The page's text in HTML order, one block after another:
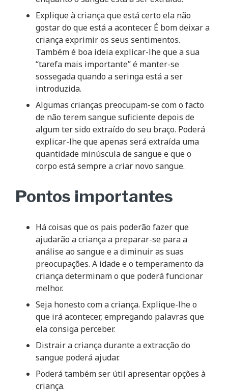
Explique à criança que está certo ela não
gostar do que está a acontecer. É bom deixar a
criança exprimir os seus sentimentos.
Também é boa ideia explicar-lhe que a sua
“tarefa mais importante” é manter-se
sossegada quando a seringa está a ser
introduzida.
Algumas crianças preocupam-se com o facto
de não terem sangue suficiente depois de
algum ter sido extraído do seu braço. Poderá
explicar-lhe que apenas será extraída uma
quantidade minúscula de sangue e que o
corpo está sempre a criar novo sangue.
Pontos importantes
Há coisas que os pais poderão fazer que
ajudarão a criança a preparar-se para a
análise ao sangue e a diminuir as suas
preocupações. A idade e o temperamento da
criança determinam o que poderá funcionar
melhor.
Seja honesto com a criança. Explique-lhe o
que irá acontecer, empregando palavras que
ela consiga perceber.
Distrair a criança durante a extracção do
sangue poderá ajudar.
Poderá também ser útil apresentar opções à
criança.